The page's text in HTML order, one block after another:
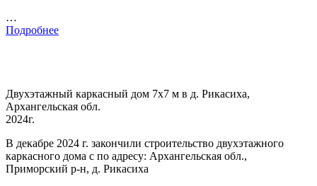
…
Подробнее
Двухэтажный каркасный дом 7х7 м в д. Рикасиха,
Архангельская обл.
2024г.
В декабре 2024 г. закончили строительство двухэтажного
каркасного дома с по адресу: Архангельская обл.,
Приморский р-н, д. Рикасиха